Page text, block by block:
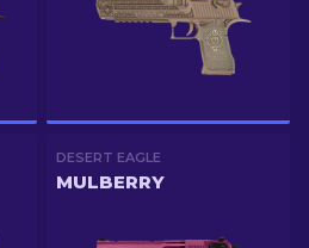
DESERT EAGLE
MULBERRY